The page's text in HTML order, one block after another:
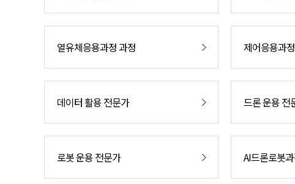
열유체응용과정 과정 제어응용과
데이터 활용 전문가 드론 운용 전
로봇 운용 전문가 AI드론로봇